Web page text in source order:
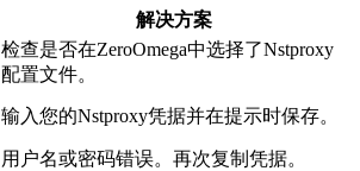
解决方案
检查是否在ZeroOmega中选择了Nstproxy
配置文件。
输入您的Nstproxy凭据并在提示时保存。
用户名或密码错误。再次复制凭据。